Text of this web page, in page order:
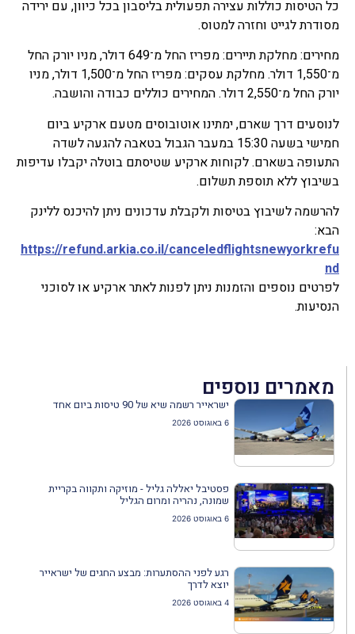
כל הטיסות כוללות עצירה תפעולית בליסבון בכל כיוון, עם ירידה
מסודרת לגייט וחזרה למטוס.
מחירים: מחלקת תיירים: מפריז החל מ־649 דולר, מניו יורק החל
מ־1,550 דולר. מחלקת עסקים: מפריז החל מ־1,500 דולר, מניו
יורק החל מ־2,550 דולר. המחירים כוללים כבודה והושבה.
לנוסעים דרך שארם, ימתינו אוטובוסים מטעם ארקיע ביום
חמישי בשעה 15:30 במעבר הגבול בטאבה להגעה לשדה
התעופה בשארם. לקוחות ארקיע שטיסתם בוטלה יקבלו עדיפות
בשיבוץ ללא תוספת תשלום.
להרשמה לשיבוץ בטיסות ולקבלת עדכונים ניתן להיכנס ללינק
הבא:
https://refund.arkia.co.il/canceledflightsnewyorkrefu
nd
לפרטים נוספים והזמנות ניתן לפנות לאתר ארקיע או לסוכני
הנסיעות.
מאמרים נוספים
ישראייר רשמה שיא של 90 טיסות ביום אחד
6 באוגוסט 2026
פסטיבל יאללה גליל - מוזיקה ותקווה בקריית
שמונה, נהריה ומרום הגליל
6 באוגוסט 2026
רגע לפני ההסתערות: מבצע החגים של ישראייר
יוצא לדרך
4 באוגוסט 2026